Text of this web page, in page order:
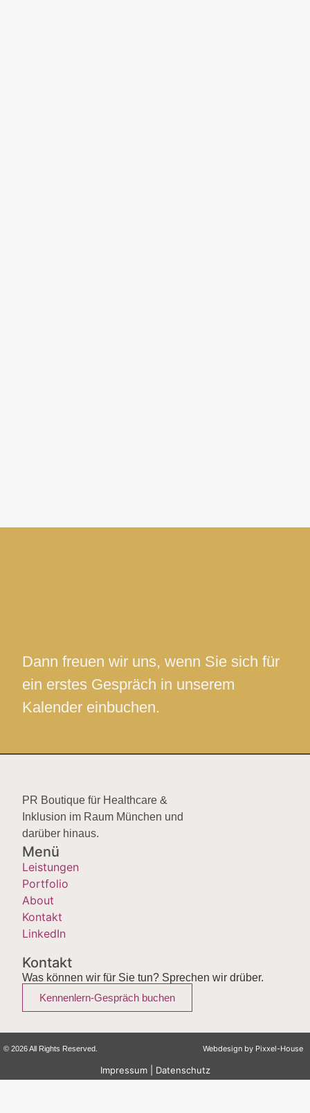
Dann freuen wir uns, wenn Sie sich für
ein erstes Gespräch in unserem
Kalender einbuchen.
PR Boutique für Healthcare &
Inklusion im Raum München und
darüber hinaus.
Menü
Leistungen
Portfolio
About
Kontakt
LinkedIn
Kontakt
Was können wir für Sie tun? Sprechen wir drüber.
Kennenlern-Gespräch buchen
© 2026 All Rights Reserved.
Impressum| Datenschutz
Webdesign by Pixxel-House